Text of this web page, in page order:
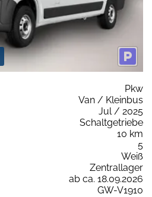
Pkw
Van / Kleinbus
Jul / 2025
Schaltgetriebe
10 km
5
Weiß
Zentrallager
ab ca. 18.09.2026
GW-V1910